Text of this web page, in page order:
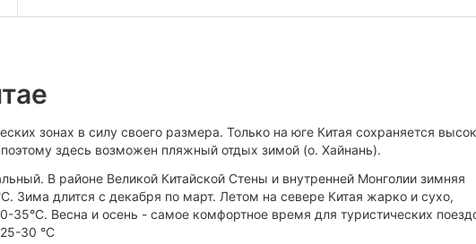
зонах в силу своего размера. Только на юге Китая сохраняется
здесь возможен пляжный отдых зимой (о. Хайнань).
В районе Великой Китайской Стены и внутренней Монголии зимняя
Зима длится с декабря по март. Летом на севере Китая жарко и сухо,
35°С. Весна и осень - самое комфортное время для туристических
30 °С